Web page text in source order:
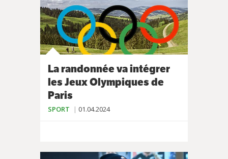
La randonnée va intégrer
les Jeux Olympiques de
Paris
SPORT 01.04.2024